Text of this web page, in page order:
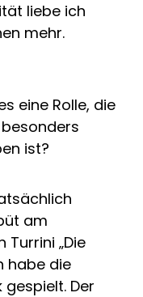
liebe ich
mehr.
eine Rolle, die
ist?
am
„Die
habe die
Der